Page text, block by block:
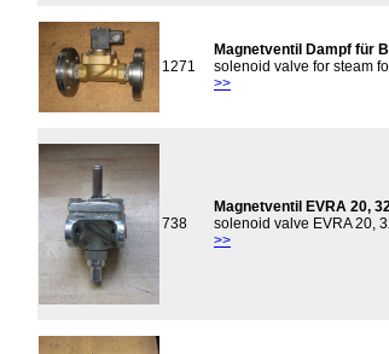
1271
Magnetventil Dampf für
solenoid valve for steam
>>
738
Magnetventil EVRA 20,
solenoid valve EVRA 20,
>>